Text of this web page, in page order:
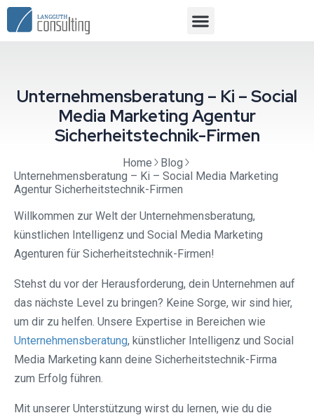
Unternehmensberatung – Ki – Social
Media Marketing Agentur
Sicherheitstechnik-Firmen
Home
Blog
Unternehmensberatung – Ki – Social Media Marketing
Agentur Sicherheitstechnik-Firmen
Willkommen zur Welt der Unternehmensberatung,
künstlichen Intelligenz und Social Media Marketing
Agenturen für Sicherheitstechnik-Firmen!
Stehst du vor der Herausforderung, dein Unternehmen auf
das nächste Level zu bringen? Keine Sorge, wir sind hier,
um dir zu helfen. Unsere Expertise in Bereichen wie
Unternehmensberatung, künstlicher Intelligenz und Social
Media Marketing kann deine Sicherheitstechnik-Firma
zum Erfolg führen.
Mit unserer Unterstützung wirst du lernen, wie du die